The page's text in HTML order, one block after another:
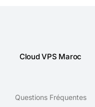
Cloud VPS Maroc
Questions Fréquentes